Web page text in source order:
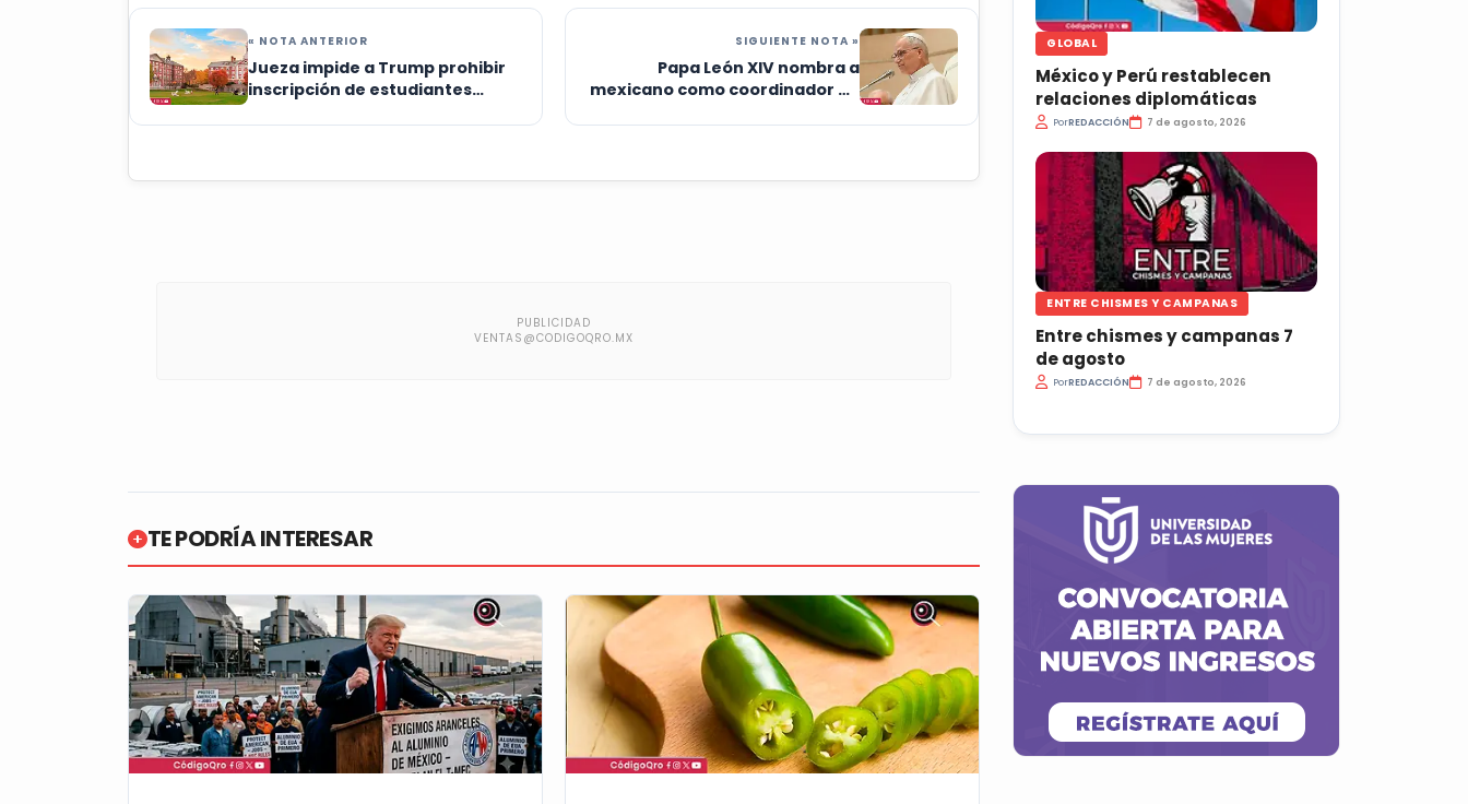
« NOTA ANTERIOR
Jueza impide a Trump prohibir
inscripción de estudiantes
SIGUIENTE NOTA »
Papa León XIV nombra a
mexicano como coordinador de
TE PODRÍA INTERESAR
GLOBAL
México y Perú restablecen
relaciones diplomáticas
PorREDACCIÓN 7 de agosto, 2026
ENTRE CHISMES Y CAMPANAS
Entre chismes y campanas 7
de agosto
PorREDACCIÓN 7 de agosto, 2026